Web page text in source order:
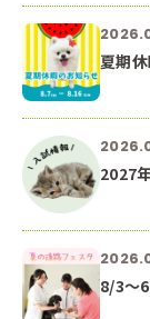
夏期
2027
8/3～